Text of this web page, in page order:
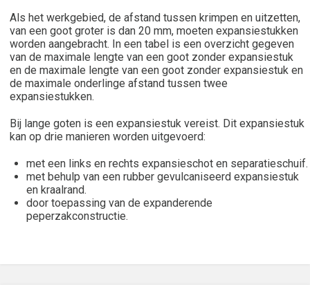
Als het werkgebied, de afstand tussen krimpen en uitzetten,
van een goot groter is dan 20 mm, moeten expansiestukken
worden aangebracht. In een tabel is een overzicht gegeven
van de maximale lengte van een goot zonder expansiestuk
en de maximale lengte van een goot zonder expansiestuk en
de maximale onderlinge afstand tussen twee
expansiestukken.
Bij lange goten is een expansiestuk vereist. Dit expansiestuk
kan op drie manieren worden uitgevoerd:
met een links en rechts expansieschot en separatieschuif.
met behulp van een rubber gevulcaniseerd expansiestuk
en kraalrand.
door toepassing van de expanderende
peperzakconstructie.